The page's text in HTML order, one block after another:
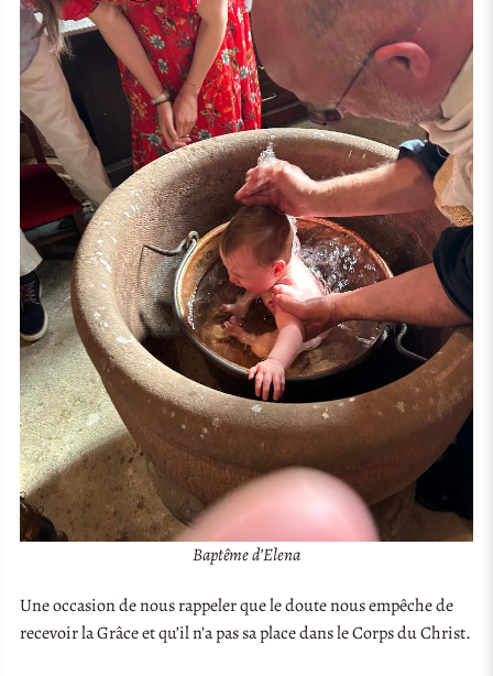
Baptême d’Elena
Une occasion de nous rappeler que le doute nous empêche de
recevoir la Grâce et qu’il n’a pas sa place dans le Corps du Christ.